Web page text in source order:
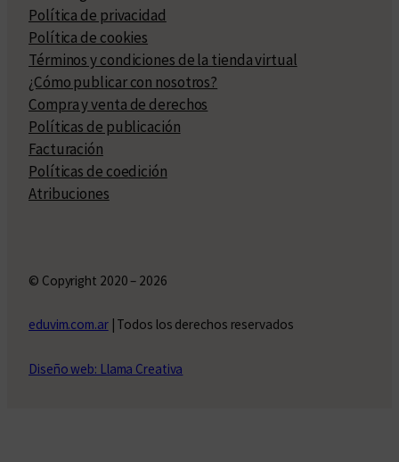
Política de privacidad
Política de cookies
Términos y condiciones de la tienda virtual
¿Cómo publicar con nosotros?
Compra y venta de derechos
Políticas de publicación
Facturación
Políticas de coedición
Atribuciones
© Copyright 2020 – 2026
eduvim.com.ar| Todos los derechos reservados
Diseño web: Llama Creativa